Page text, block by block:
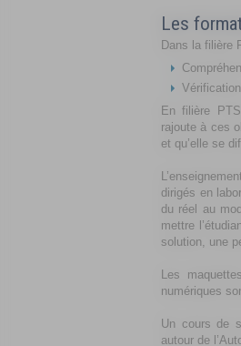
Les
Dans la filière
En filière
rajoute à ces
et qu’elle se
dirigés en
du réel au
mettre
solution, une
Les
numériques
Un cours de
autour de